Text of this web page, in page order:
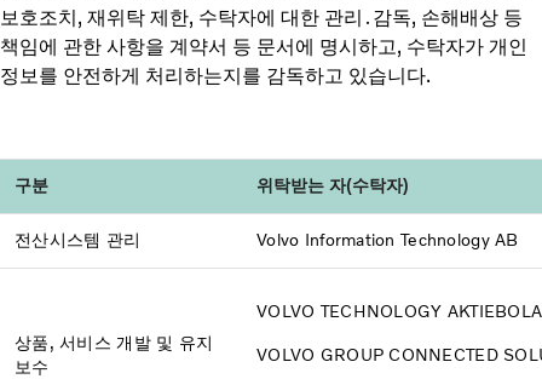
보호조치, 재위탁 제한, 수탁자에 대한 관리․감독, 손해배상 등
책임에 관한 사항을 계약서 등 문서에 명시하고, 수탁자가 개인
정보를 안전하게 처리하는지를 감독하고 있습니다.
구분 위탁받는 자(수탁자)
전산시스템 관리 Volvo Information Technology AB
상품, 서비스 개발 및 유지
보수
VOLVO TECHNOLOGY
VOLVO GROUP CONNECTED